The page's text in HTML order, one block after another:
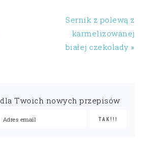
Sernik z polewą z
karmelizowanej
białej czekolady »
dla Twoich nowych przepisów